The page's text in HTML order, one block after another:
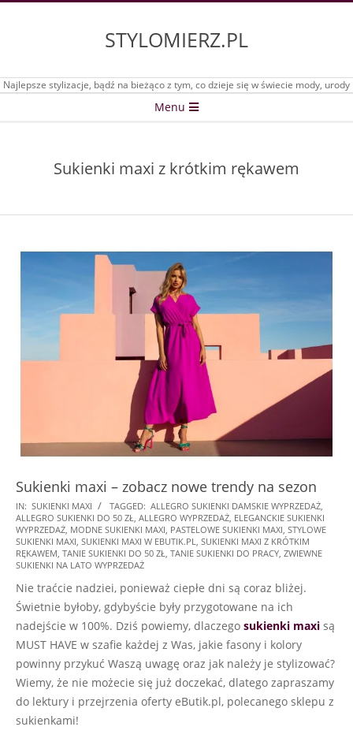
STYLOMIERZ.PL
Najlepsze stylizacje, bądź na bieżąco z tym, co dzieje się w świecie mody, urody
Menu
Sukienki maxi z krótkim rękawem
Sukienki maxi – zobacz nowe trendy na sezon
2025-
10-
20
IN: SUKIENKI MAXI TAGGED: ALLEGRO SUKIENKI DAMSKIE WYPRZEDAŻ
ALLEGRO SUKIENKI DO 50 ZŁ ALLEGRO WYPRZEDAŻ ELEGANCKIE SUKIENKI
WYPRZEDAŻ MODNE SUKIENKI MAXI PASTELOWE SUKIENKI MAXI STYLOWE
SUKIENKI MAXI SUKIENKI MAXI W EBUTIK.PL
SUKIENKI MAXI Z KRÓTKIM
RĘKAWEM TANIE SUKIENKI DO 50 ZŁ TANIE SUKIENKI DO PRACY ZWIEWNE
SUKIENKI NA LATO WYPRZEDAŻ
Nie traćcie nadziei, ponieważ ciepłe dni są coraz bliżej.
Świetnie byłoby, gdybyście były przygotowane na ich
nadejście w 100%. Dziś powiemy, dlaczego sukienki maxi są
MUST HAVE w szafie każdej z Was, jakie fasony i kolory
powinny przykuć Waszą uwagę oraz jak należy je stylizować?
Wiemy, że nie możecie się już doczekać, dlatego zapraszamy
do lektury i przejrzenia oferty eButik.pl, polecanego sklepu z
sukienkami!